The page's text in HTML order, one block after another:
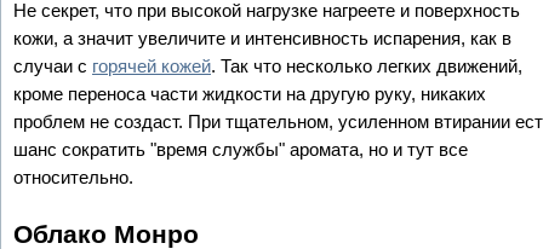
Не секрет, что при высокой нагрузке нагреете и поверхность
кожи, а значит увеличите и интенсивность испарения, как в
случаи с горячей кожей. Так что несколько легких движений,
кроме переноса части жидкости на другую руку, никаких
проблем не создаст. При тщательном, усиленном втирании
шанс сократить "время службы" аромата, но и тут все
относительно.
Облако Монро